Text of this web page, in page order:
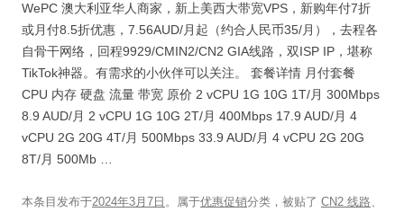
WePC 澳大利亚华人商家，新上美西大带宽VPS，新购年付7折
或月付8.5折优惠，7.56AUD/月起（约合人民币35/月），去程各
自骨干网络，回程9929/CMIN2/CN2 GIA线路，双ISP IP，堪称
TikTok神器。有需求的小伙伴可以关注。 套餐详情 月付套餐
CPU 内存 硬盘 流量 带宽 原价 2 vCPU 1G 10G 1T/月 300Mbps
8.9 AUD/月 2 vCPU 1G 10G 2T/月 400Mbps 17.9 AUD/月 4
vCPU 2G 20G 4T/月 500Mbps 33.9 AUD/月 4 vCPU 2G 20G
8T/月 500Mb …
本条目发布于2024年3月7日 。属于优惠促销分类，被贴了 CN2 线路、